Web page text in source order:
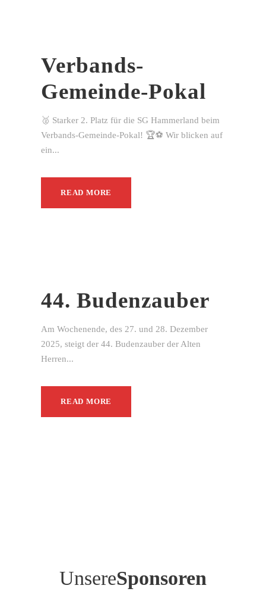
Verbands-
Gemeinde-Pokal
🥈 Starker 2. Platz für die SG Hammerland beim
Verbands-Gemeinde-Pokal! 🏆⚽ Wir blicken auf
ein...
READ MORE
44. Budenzauber
Am Wochenende, des 27. und 28. Dezember
2025, steigt der 44. Budenzauber der Alten
Herren...
READ MORE
UnsereSponsoren